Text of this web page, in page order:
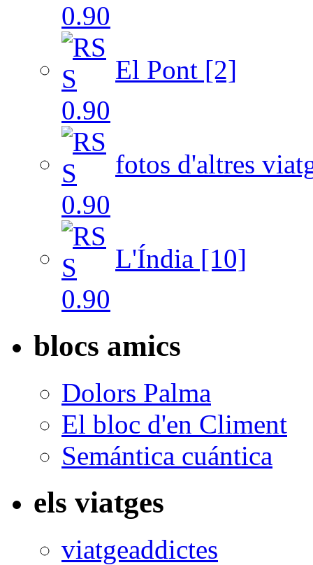
El Pont [2]
fotos d'altres
L'Índia [10]
blocs amics
Dolors Palma
El bloc d'en Climent
Semántica cuántica
els viatges
viatgeaddictes